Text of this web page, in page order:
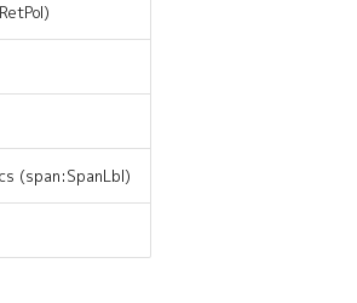
(span:SpanLbl)